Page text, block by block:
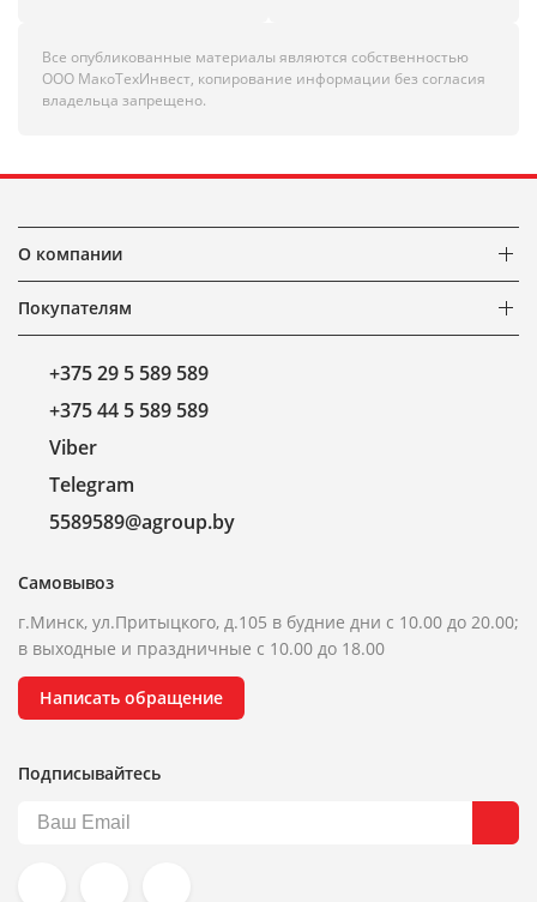
Все опубликованные материалы являются собственностью
ООО МакоТехИнвест, копирование информации без согласия
владельца запрещено.
О компании
Покупателям
+375 29 5 589 589
+375 44 5 589 589
Viber
Telegram
5589589@agroup.by
Самовывоз
г.Минск, ул.Притыцкого, д.105 в будние дни с 10.00 до 20.00;
в выходные и праздничные с 10.00 до 18.00
Написать обращение
Подписывайтесь